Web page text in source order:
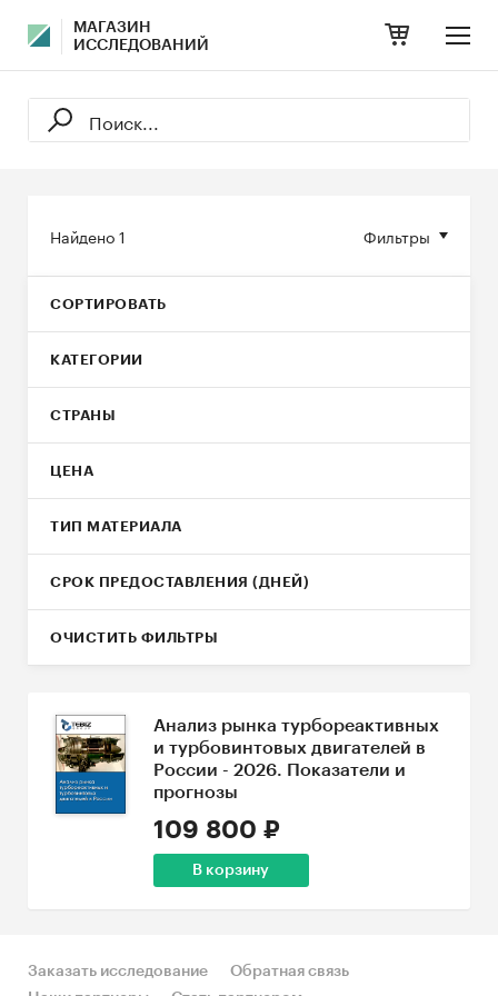
МАГАЗИН
ИССЛЕДОВАНИЙ
Фильтры
Найдено1
СОРТИРОВАТЬ
КАТЕГОРИИ
СТРАНЫ
ЦЕНА
ТИП МАТЕРИАЛА
СРОК ПРЕДОСТАВЛЕНИЯ (ДНЕЙ)
ОЧИСТИТЬ ФИЛЬТРЫ
Анализ рынка турбореактивных
и турбовинтовых двигателей в
России - 2026. Показатели и
прогнозы
109 800 ₽
В корзину
Заказать исследование
Обратная связь